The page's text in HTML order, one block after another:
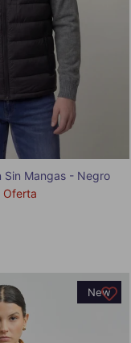
Sin Mangas - Negro
Oferta
New